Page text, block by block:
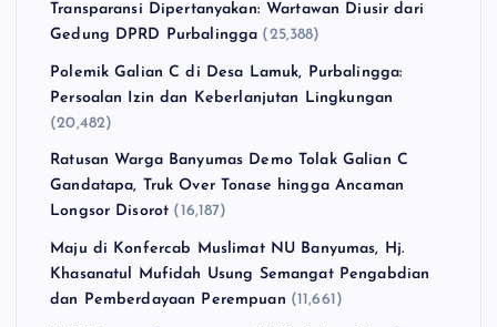
Transparansi Dipertanyakan: Wartawan Diusir dari
Gedung DPRD Purbalingga (25,388)
Polemik Galian C di Desa Lamuk, Purbalingga:
Persoalan Izin dan Keberlanjutan Lingkungan
(20,482)
Ratusan Warga Banyumas Demo Tolak Galian C
Gandatapa, Truk Over Tonase hingga Ancaman
Longsor Disorot (16,187)
Maju di Konfercab Muslimat NU Banyumas, Hj.
Khasanatul Mufidah Usung Semangat Pengabdian
dan Pemberdayaan Perempuan (11,661)